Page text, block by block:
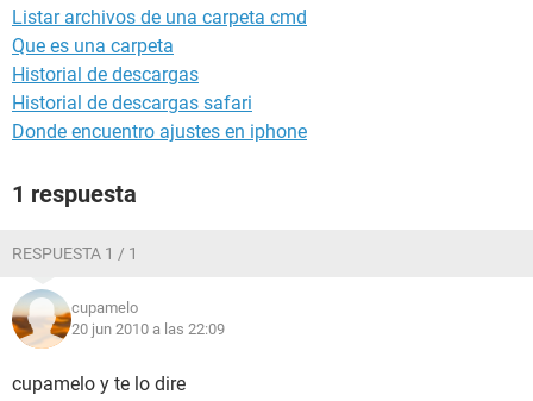
Listar archivos de una carpeta cmd
Que es una carpeta
Historial de descargas
Historial de descargas safari
Donde encuentro ajustes en iphone
1 respuesta
RESPUESTA 1 / 1
cupamelo
20 jun 2010 a las 22:09
cupamelo y te lo dire